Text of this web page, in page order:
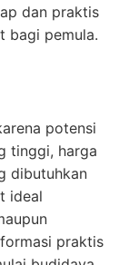
dan praktis
bagi pemula.
potensi
tinggi, harga
dibutuhkan
ideal
praktis